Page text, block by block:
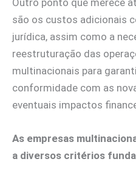
Outro ponto que merece
são os custos adicionais
jurídica, assim como a
reestruturação das
multinacionais para
conformidade com as
eventuais impactos
As empresas
a diversos critérios